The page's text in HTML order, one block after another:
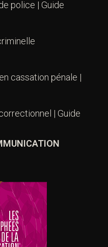
police | Guide
cassation pénale |
| Guide